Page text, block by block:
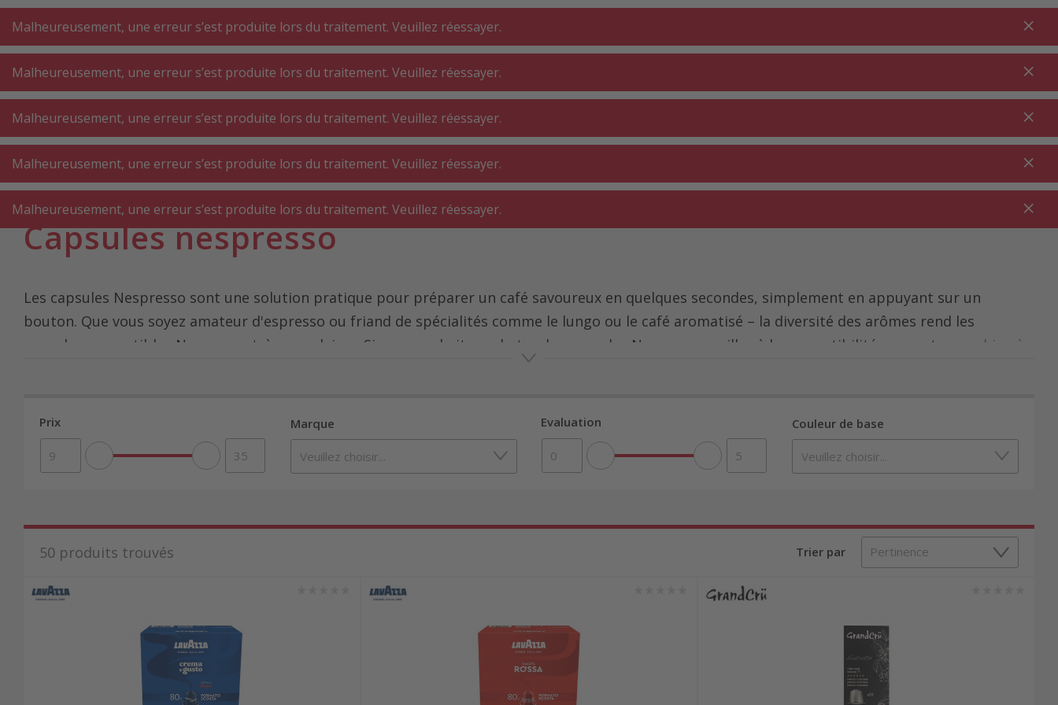
A +++
A+++
A +++
A+++
MyPost
MyPost
Au panier
GROS
ÉLECTROMÉNAGER
PETIT
ÉLECTROMÉNAGER
CUISINE
BUANDERIE ⋅
ATELIER
SALLE DE BAIN
Page d'accueil Petit électroménager cuisine Machines à café ⋅ théières Café
Capsules nespresso
Les capsules Nespresso sont une solution pratique pour préparer un café savoureux en quelques secondes, simplement en appuyant sur un
bouton. Que vous soyez amateur d'espresso ou friand de spécialités comme le lungo ou le café aromatisé – la diversité des arômes rend les
capsules compatibles Nespresso très populaires. Si vous souhaitez acheter des capsules Nespresso, veillez à la compatibilité avec votre
machine à
Découvrir les capsules Nespresso en ligne
Lorsque vous achetez des capsules Nespresso, notez qu’il existe deux systèmes incompatibles : Original Line et Vertuo Line. Les capsules Original
Line sont les capsules classiques utilisées dans la majorité des machines Nespresso. Les capsules Vertuo Line, plus récentes, utilisent un système
préparation optimale adaptée à chaque capsule. Chaque système propose une large sélection d’espressos, lungos et capsules aromatisées (vanille,
chocolat, caramel). La plupart des variétés sont disponibles en intensité douce à corsée. Informez-vous en ligne sur la compatibilité, l’arôme et
l’intensité avant d’acheter vos capsules Nespresso.
Comparer les prix et les offres spéciales sur les capsules Nespresso
Prix Marque Evaluation Couleur de base
50 produits trouvés Trier par
Malheureusement, une erreur s’est produite lors du traitement. Veuillez réessayer.
Malheureusement, une erreur s’est produite lors du traitement. Veuillez réessayer.
Malheureusement, une erreur s’est produite lors du traitement. Veuillez réessayer.
Malheureusement, une erreur s’est produite lors du traitement. Veuillez réessayer.
Malheureusement, une erreur s’est produite lors du traitement. Veuillez réessayer.